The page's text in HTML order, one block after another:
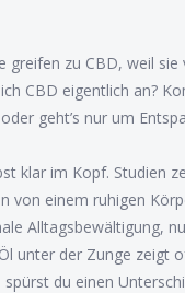
greifen zu CBD, weil
CBD eigentlich an?
geht’s nur um
klar im Kopf. Studien
von einem ruhigen
Alltagsbewältigung,
unter der Zunge
du einen